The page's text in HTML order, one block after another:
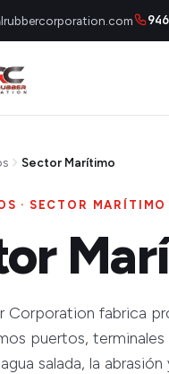
Sector Marítimo
· SECTOR MARÍTIMO
Corporation fabrica
puertos,
salada, la